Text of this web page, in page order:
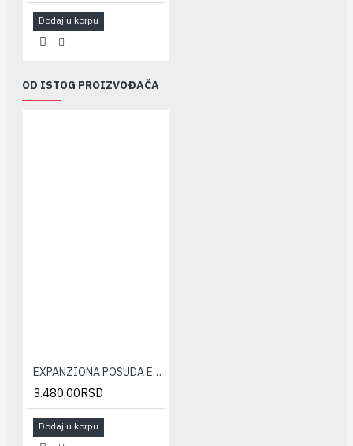
Dodaj u korpu
OD ISTOG PROIZVOĐAČA
EXPANZIONA POSUDA ELBI 12 LIT.
3.480,00RSD
Dodaj u korpu